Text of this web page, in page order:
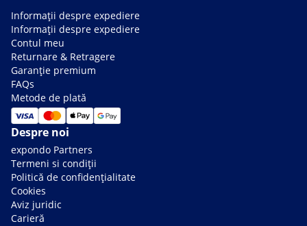
Informații despre expediere
Informații despre expediere
Contul meu
Returnare & Retragere
Garanție premium
FAQs
Metode de plată
Despre noi
expondo Partners
Termeni si condiții
Politică de confidențialitate
Cookies
Aviz juridic
Carieră